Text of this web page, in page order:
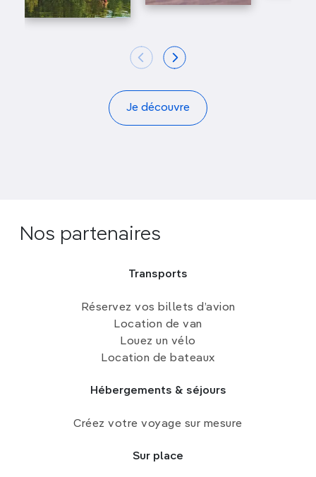
Je découvre
Nos partenaires
Transports
Réservez vos billets d’avion
Location de van
Louez un vélo
Location de bateaux
Hébergements & séjours
Créez votre voyage sur mesure
Sur place